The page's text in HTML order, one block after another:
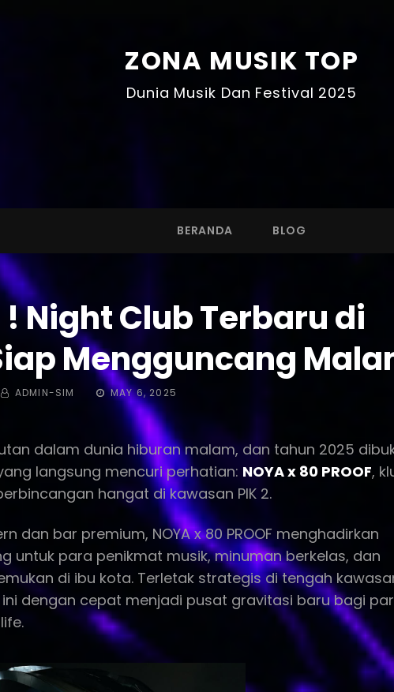
ZONA MUSIK TOP
Dunia Musik Dan Festival 2025
BERANDA BLOG
Night Club Terbaru di
Mengguncang
BY ADMIN-SIM
POSTED
MAY 6, 2025
dalam dunia hiburan malam, dan tahun 2025
langsung mencuri perhatian: NOYA x 80 PROOF,
hangat di kawasan PIK 2.
dan bar premium, NOYA x 80 PROOF menghadirkan
untuk para penikmat musik, minuman berkelas, dan
di ibu kota. Terletak strategis di tengah
dengan cepat menjadi pusat gravitasi baru bagi